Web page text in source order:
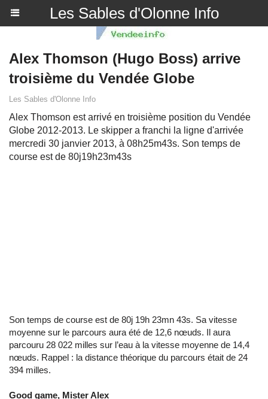
Les Sables d'Olonne Info
Alex Thomson (Hugo Boss) arrive
troisième du Vendée Globe
Les Sables d'Olonne Info
Alex Thomson est arrivé en troisième position du Vendée
Globe 2012-2013. Le skipper a franchi la ligne d'arrivée
mercredi 30 janvier 2013, à 08h25m43s. Son temps de
course est de 80j19h23m43s
Son temps de course est de 80j 19h 23mn 43s. Sa vitesse
moyenne sur le parcours aura été de 12,6 nœuds. Il aura
parcouru 28 022 milles sur l’eau à la vitesse moyenne de 14,4
nœuds. Rappel : la distance théorique du parcours était de 24
394 milles.
Good game, Mister Alex